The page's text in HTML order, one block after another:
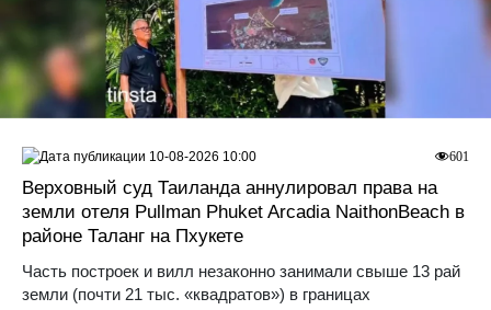
Верховный суд Таиланда аннулировал права на
земли отеля Pullman Phuket Arcadia NaithonBeach в
районе Таланг на Пхукете
Часть построек и вилл незаконно занимали свыше 13 рай
земли (почти 21 тыс. «квадратов») в границах
601
10-08-2026 10:00